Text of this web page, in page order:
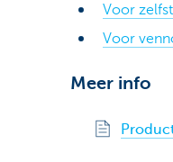
Voor
Voor
Meer info